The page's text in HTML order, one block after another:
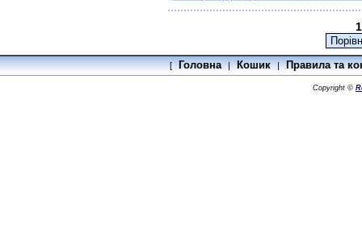
1
[ Головна | Кошик | Правила та
Copyright ©